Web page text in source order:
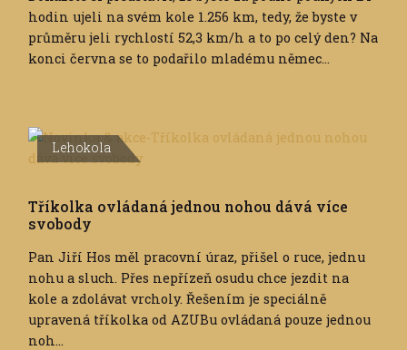
hodin ujeli na svém kole 1.256 km, tedy, že byste v
průměru jeli rychlostí 52,3 km/h a to po celý den? Na
konci června se to podařilo mladému němec...
Lehokola
Tříkolka ovládaná jednou nohou dává více
svobody
Pan Jiří Hos měl pracovní úraz, přišel o ruce, jednu
nohu a sluch. Přes nepřízeň osudu chce jezdit na
kole a zdolávat vrcholy. Řešením je speciálně
upravená tříkolka od AZUBu ovládaná pouze jednou
noh...